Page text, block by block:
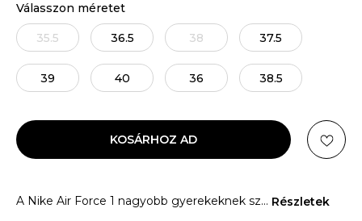
Válasszon méretet
35.5 36.5 38 37.5
39 40 36 38.5
KOSÁRHOZ AD
A Nike Air Force 1 nagyobb gyerekeknek sz... Részletek